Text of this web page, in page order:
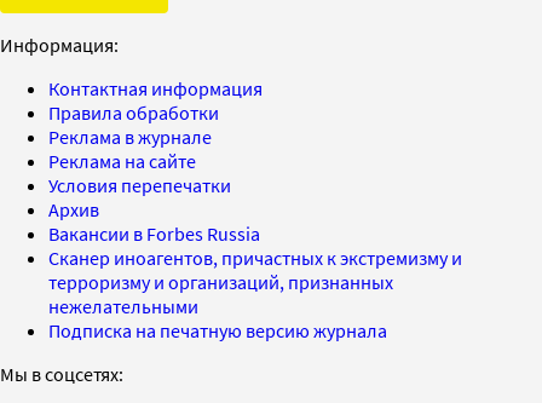
Информация:
Контактная информация
Правила обработки
Реклама в журнале
Реклама на сайте
Условия перепечатки
Архив
Вакансии в Forbes Russia
Сканер иноагентов, причастных к экстремизму и
терроризму и организаций, признанных
нежелательными
Подписка на печатную версию журнала
Мы в соцсетях: